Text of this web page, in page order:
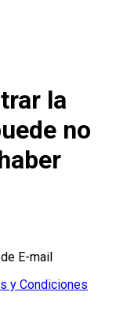
la
no
E-mail
y Condiciones